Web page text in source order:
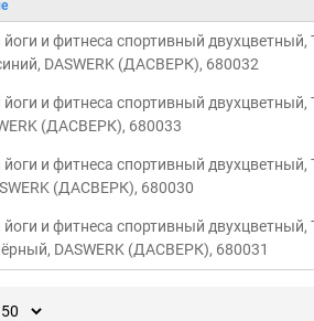
и фитнеса спортивный двухцветный,
DASWERK (ДАСВЕРК), 680032
и фитнеса спортивный
(ДАСВЕРК), 680033
йоги и фитнеса спортивный
(ДАСВЕРК), 680030
и фитнеса спортивный двухцветный,
DASWERK (ДАСВЕРК), 680031